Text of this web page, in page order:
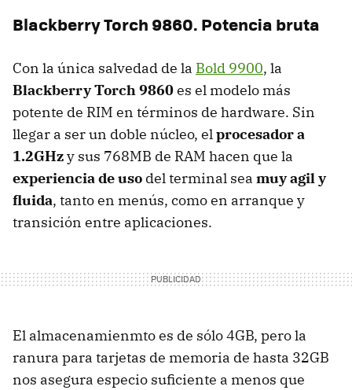
Blackberry Torch 9860. Potencia bruta
Con la única salvedad de la Bold 9900, la
Blackberry Torch 9860es el modelo más
potente de RIM en términos de hardware. Sin
llegar a ser un doble núcleo, elprocesador a
1.2GHzy sus 768MB de RAM hacen que la
experiencia de uso del terminal sea muy agil y
fluida, tanto en menús, como en arranque y
transición entre aplicaciones.
El almacenamienmto es de sólo 4GB, pero la
ranura para tarjetas de memoria de hasta 32GB
nos asegura especio suficiente a menos que